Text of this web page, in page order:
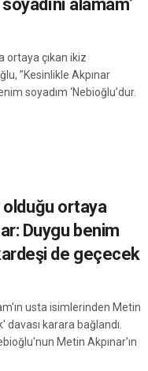
alamam’
ortaya çıkan ikiz
”Kesinlikle Akpınar
soyadım ‘Nebioğlu’dur.
olduğu ortaya
Duygu benim
de geçecek
usta isimlerinden Metin
davası karara bağlandı.
Metin Akpınar'ın